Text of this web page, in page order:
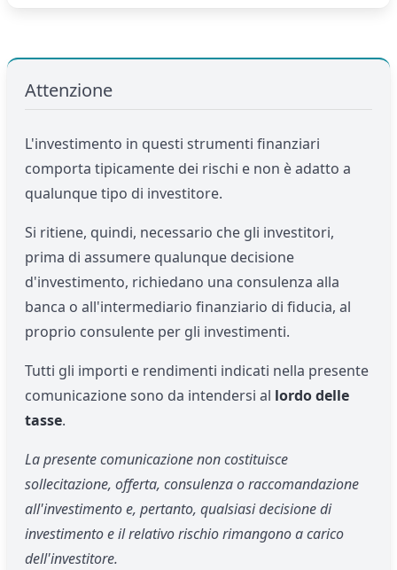
Attenzione
L'investimento in questi strumenti finanziari
comporta tipicamente dei rischi e non è adatto a
qualunque tipo di investitore.
Si ritiene, quindi, necessario che gli investitori,
prima di assumere qualunque decisione
d'investimento, richiedano una consulenza alla
banca o all'intermediario finanziario di fiducia, al
proprio consulente per gli investimenti.
Tutti gli importi e rendimenti indicati nella presente
comunicazione sono da intendersi al lordo delle
tasse.
La presente comunicazione non costituisce
sollecitazione, offerta, consulenza o raccomandazione
all'investimento e, pertanto, qualsiasi decisione di
investimento e il relativo rischio rimangono a carico
dell'investitore.